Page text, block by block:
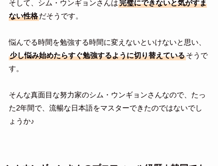
そして、シム・ウンギョンさんは完璧にできないと気がすま
ない性格だそうです。
悩んでる時間を勉強する時間に変えないといけないと思い、
少し悩み始めたらすぐ勉強するように切り替えているそうで
す。
そんな真面目な努力家のシム・ウンギョンさんなので、たっ
た2年間で、流暢な日本語をマスターできたのではないでし
ょうか♪